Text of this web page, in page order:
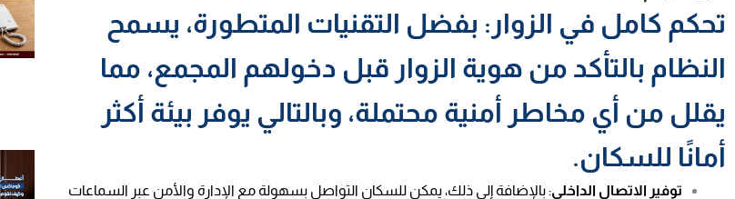
تحكم كامل في الزوار : بفضل التقنيات المتطورة، يسمح
النظام بالتأكد من هوية الزوار قبل دخولهم المجمع، مما
يقلل من أي مخاطر أمنية محتملة، وبالتالي يوفر بيئة أكثر
أمانًا للسكان.
توفير الاتصال الداخلي: بالإضافة إلى ذلك، يمكن للسكان التواصل بسهولة مع الإدارة والأمن عبر السماعات